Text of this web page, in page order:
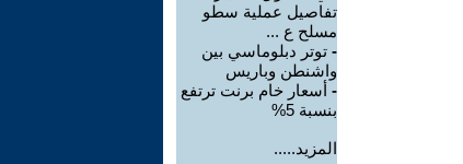
تفاصيل عملية سطو
مسلح ع ...
- توتر دبلوماسي بين
واشنطن وباريس
- أسعار خام برنت ترتفع
بنسبة 5%
المزيد.....